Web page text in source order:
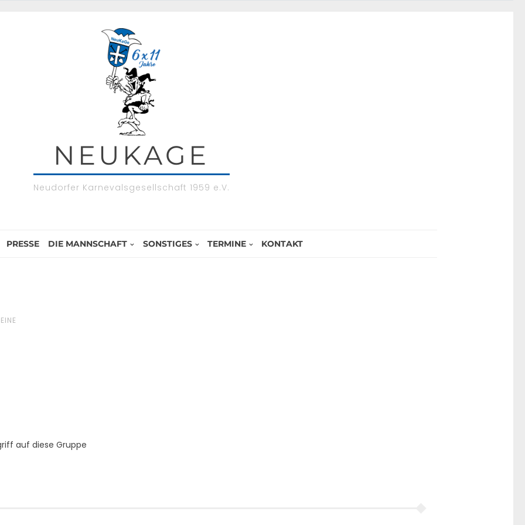
NEUKAGE
Neudorfer Karnevalsgesellschaft 1959 e.V.
PRESSE DIE MANNSCHAFT SONSTIGES TERMINE KONTAKT
auf diese Gruppe